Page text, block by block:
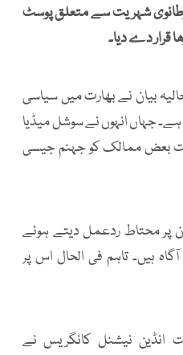
شہریت سے متعلق پوسٹ
قرار دے دیا۔
بیان نے بھارت میں سیاسی
جہاں انہوں نے سوشل میڈیا
بعض ممالک کو جہنم جیسی
پر محتاط ردعمل دیتے ہوئے
ہیں۔ تاہم فی الحال اس پر
انڈین نیشنل کانگریس نے